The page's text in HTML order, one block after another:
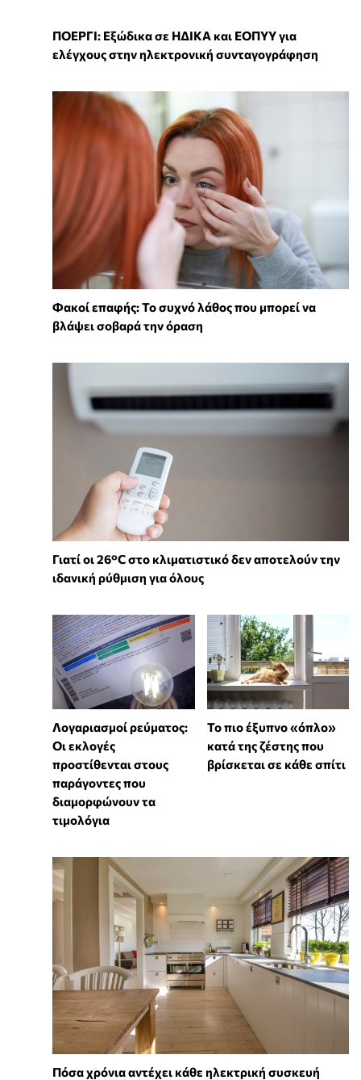
ΠΟΕΡΓΙ: Εξώδικα σε ΗΔΙΚΑ και ΕΟΠΥΥ για
ελέγχους στην ηλεκτρονική συνταγογράφηση
Φακοί επαφής: Το συχνό λάθος που μπορεί να
βλάψει σοβαρά την όραση
Γιατί οι 26°C στο κλιματιστικό δεν αποτελούν την
ιδανική ρύθμιση για όλους
Λογαριασμοί ρεύματος:
Οι εκλογές
προστίθενται στους
παράγοντες που
διαμορφώνουν τα
τιμολόγια
To πιο έξυπνο «όπλο»
κατά της ζέστης που
βρίσκεται σε κάθε σπίτι
Πόσα χρόνια αντέχει κάθε ηλεκτρική συσκευή